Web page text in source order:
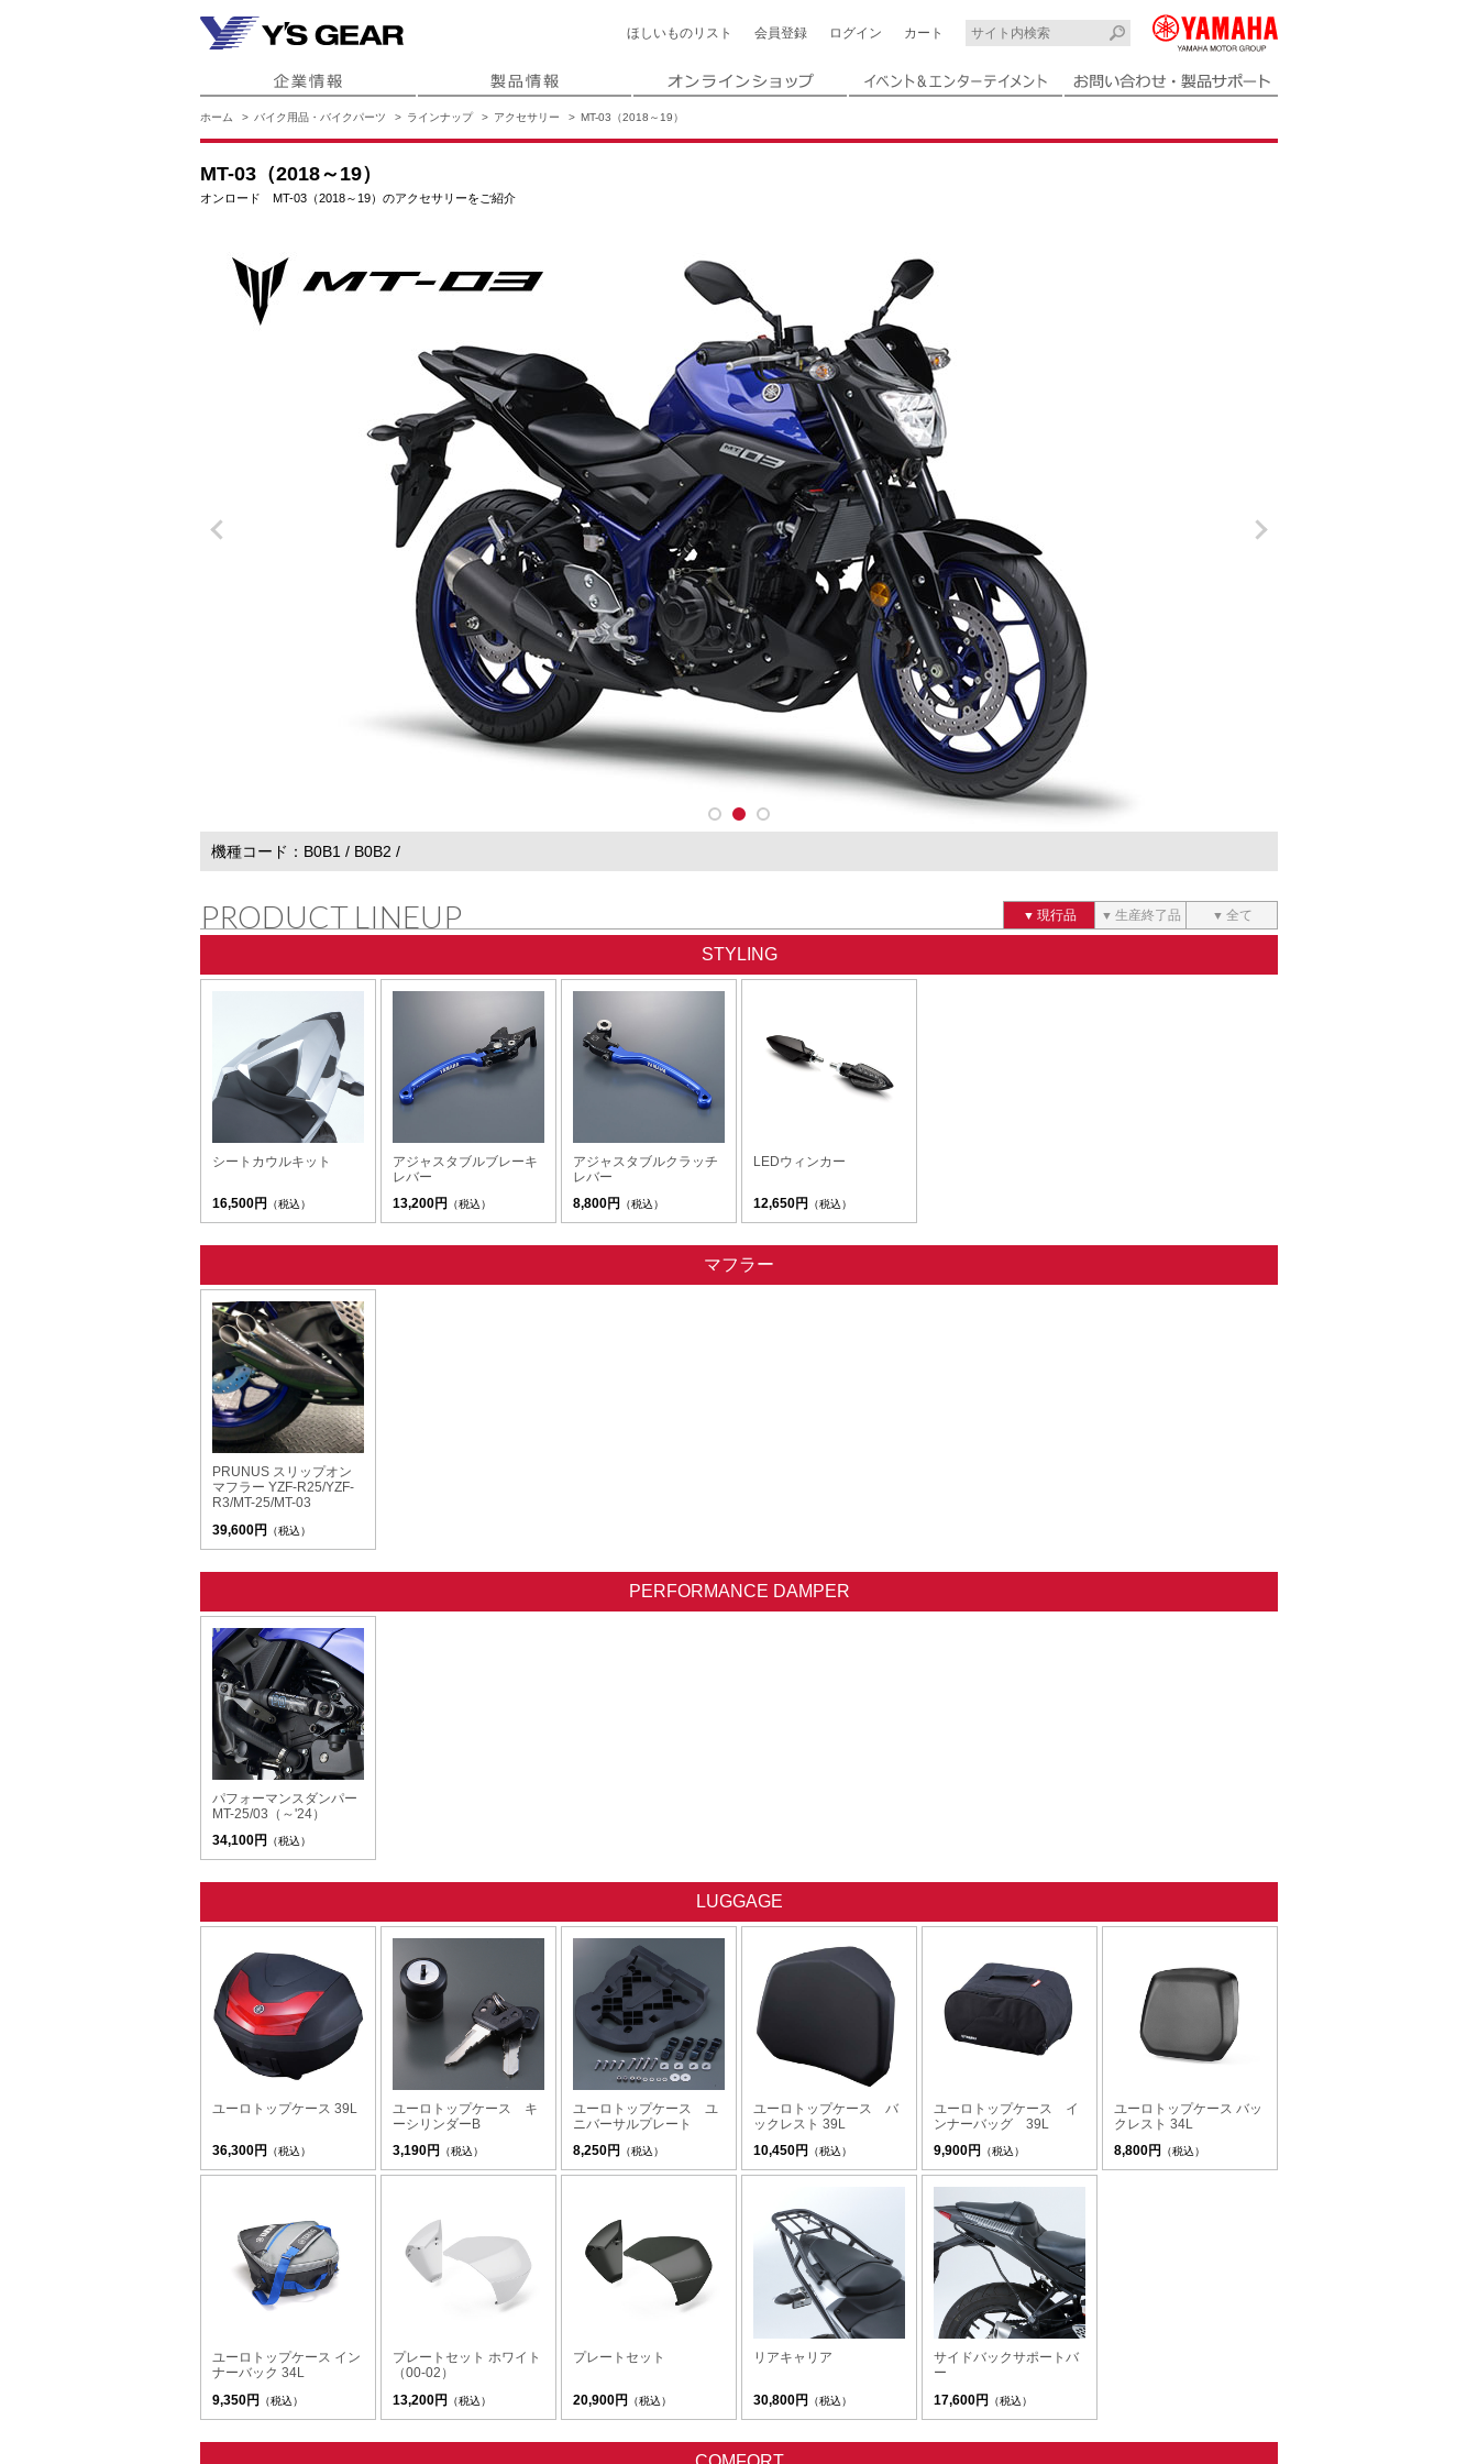
ほしいもの リスト 会員登録 ログイン カート
ホーム バイク用品・バイクパーツ ラインナップ アクセサリー MT-03（2018～19）
MT-03（2018～19）
オンロード MT-03（2018～19）のアクセサリーをご紹介
機種コード B0B1 B0B2
PRODUCT LINEUP 現行品 生産終了品 全て
STYLING
シートカウルキット
16,500円 （税込）
アジャスタブルブレーキ
レバー
13,200円
（税込）
アジャスタブルクラッチ
レバー
8,800円
（税込）
LEDウィンカー
12,650円 （税込）
マフラー
PRUNUS スリップオン
マフラー YZF-R25/YZF-
R3/MT-25/MT-03
39,600円 （税込）
PERFORMANCE DAMPER
パフォーマンスダンパー
MT-25/03（～'24）
34,100円
（税込）
LUGGAGE
ユーロトップケース 39L
36,300円 （税込）
ユーロトップケース キ
ーシリンダーB
3,190円
（税込）
ユーロトップケース ユ
ニバーサルプレート
8,250円
（税込）
ユーロトップケース バ
ックレスト 39L
10,450円
（税込）
ユーロトップケース イ
ンナーバッグ 39L
9,900円
（税込）
ユーロトップケース バッ
クレスト 34L
8,800円
（税込）
ユーロトップケース イン
ナーバック 34L
9,350円 （税込）
プレートセット ホワイト
（00-02）
13,200円 （税込）
プレートセット
20,900円 （税込）
リアキャリア
30,800円 （税込）
サイドバックサポートバ
ー
17,600円 （税込）